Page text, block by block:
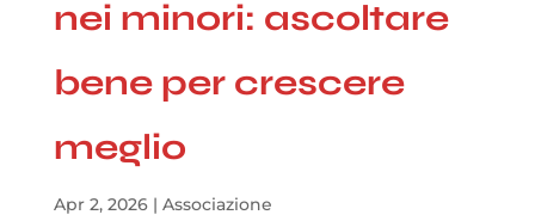
nei minori: ascoltare
bene per crescere
meglio
Apr 2, 2026| Associazione